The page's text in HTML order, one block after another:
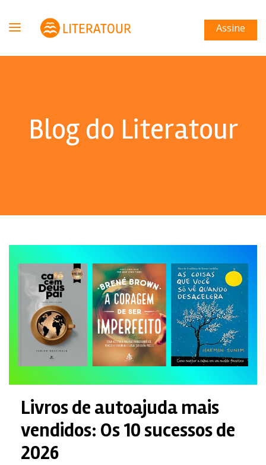
Assine
Blog do Literatour
Livros de autoajuda mais
vendidos: Os 10 sucessos de
2026